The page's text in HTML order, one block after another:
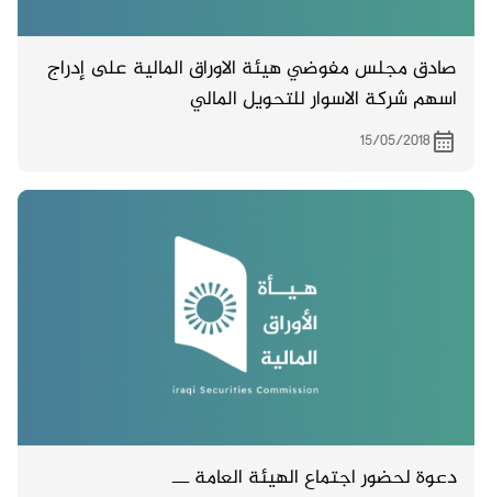
صادق مجلس مفوضي هيئة الاوراق المالية على إدراج
اسهم شركة الاسوار للتحويل المالي
15/05/2018
دعوة لحضور اجتماع الهيئة العامة ـــ